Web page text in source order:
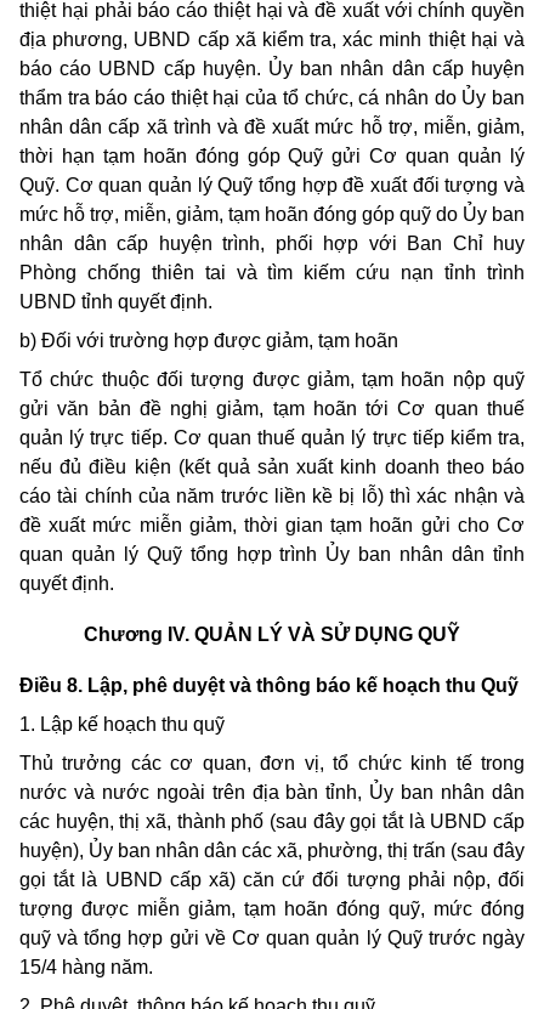
thiệt hại phải báo cáo thiệt hại và đề xuất với chính quyền
địa phương, UBND cấp xã kiểm tra, xác minh thiệt hại và
báo cáo UBND cấp huyện. Ủy ban nhân dân cấp huyện
thẩm tra báo cáo thiệt hại của tổ chức, cá nhân do Ủy ban
nhân dân cấp xã trình và đề xuất mức hỗ trợ, miễn, giảm,
thời hạn tạm hoãn đóng góp Quỹ gửi Cơ quan quản lý
Quỹ. Cơ quan quản lý Quỹ tổng hợp đề xuất đối tượng và
mức hỗ trợ, miễn, giảm, tạm hoãn đóng góp quỹ do Ủy ban
nhân dân cấp huyện trình, phối hợp với Ban Chỉ huy
Phòng chống thiên tai và tìm kiếm cứu nạn tỉnh trình
UBND tỉnh quyết định.
b) Đối với trường hợp được giảm, tạm hoãn
Tổ chức thuộc đối tượng được giảm, tạm hoãn nộp quỹ
gửi văn bản đề nghị giảm, tạm hoãn tới Cơ quan thuế
quản lý trực tiếp. Cơ quan thuế quản lý trực tiếp kiểm tra,
nếu đủ điều kiện (kết quả sản xuất kinh doanh theo báo
cáo tài chính của năm trước liền kề bị lỗ) thì xác nhận và
đề xuất mức miễn giảm, thời gian tạm hoãn gửi cho Cơ
quan quản lý Quỹ tổng hợp trình Ủy ban nhân dân tỉnh
quyết định.
Chương IV. QUẢN LÝ VÀ SỬ DỤNG QUỸ
Điều 8. Lập, phê duyệt và thông báo kế hoạch thu Quỹ
1. Lập kế hoạch thu quỹ
Thủ trưởng các cơ quan, đơn vị, tổ chức kinh tế trong
nước và nước ngoài trên địa bàn tỉnh, Ủy ban nhân dân
các huyện, thị xã, thành phố (sau đây gọi tắt là UBND cấp
huyện), Ủy ban nhân dân các xã, phường, thị trấn (sau đây
gọi tắt là UBND cấp xã) căn cứ đối tượng phải nộp, đối
tượng được miễn giảm, tạm hoãn đóng quỹ, mức đóng
quỹ và tổng hợp gửi về Cơ quan quản lý Quỹ trước ngày
15/4 hàng năm.